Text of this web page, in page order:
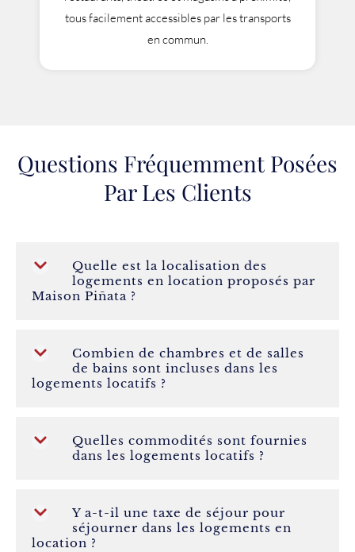
tous facilement accessibles par les transports
en commun.
Questions Fréquemment Posées
Par Les Clients
Quelle est la localisation des
logements en location proposés par
Maison Piñata ?
Combien de chambres et de salles
de bains sont incluses dans les
logements locatifs ?
Quelles commodités sont fournies
dans les logements locatifs ?
Y a-t-il une taxe de séjour pour
séjourner dans les logements en
location ?